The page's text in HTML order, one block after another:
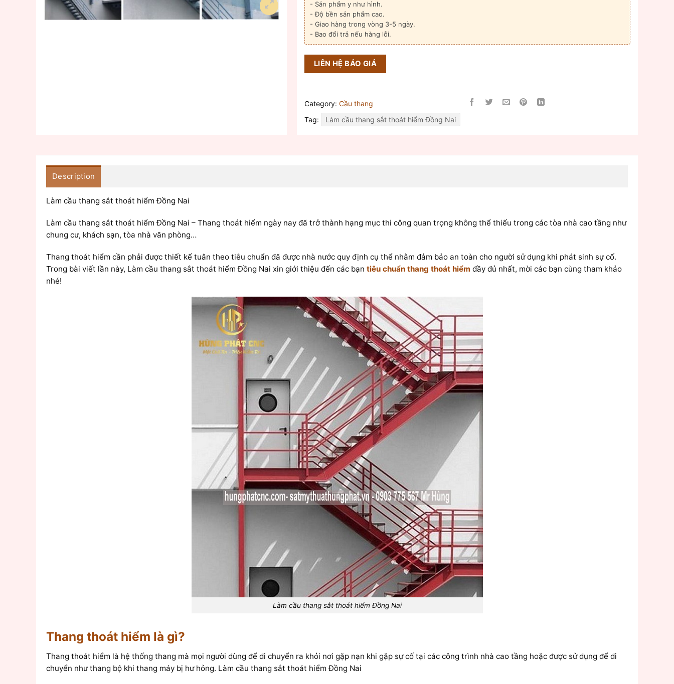
- Sản phẩm y như hình.
- Độ bền sản phẩm cao.
- Giao hàng trong vòng 3-5 ngày.
- Bao đổi trả nếu hàng lỗi.
LIÊN HỆ BÁO GIÁ
Category: Cầu thang
Tag:
Làm cầu thang sắt thoát hiểm Đồng Nai
Description
Làm cầu thang sắt thoát hiểm Đồng Nai
Làm cầu thang sắt thoát hiểm Đồng Nai – Thang thoát hiểm ngày nay đã trở thành hạng mục thi công quan trọng không thể thiếu trong các tòa nhà cao tầng như
chung cư, khách sạn, tòa nhà văn phòng…
Thang thoát hiểm cần phải được thiết kế tuân theo tiêu chuẩn đã được nhà nước quy định cụ thể nhằm đảm bảo an toàn cho người sử dụng khi phát sinh sự cố.
Trong bài viết lần này, Làm cầu thang sắt thoát hiểm Đồng Nai xin giới thiệu đến các bạn tiêu chuẩn thang thoát hiểm đầy đủ nhất, mời các bạn cùng tham khảo
nhé!
Làm cầu thang sắt thoát hiểm Đồng Nai
Thang thoát hiểm là gì?
Thang thoát hiểm là hệ thống thang mà mọi người dùng để di chuyển ra khỏi nơi gặp nạn khi gặp sự cố tại các công trình nhà cao tầng hoặc được sử dụng để di
chuyển như thang bộ khi thang máy bị hư hỏng. Làm cầu thang sắt thoát hiểm Đồng Nai